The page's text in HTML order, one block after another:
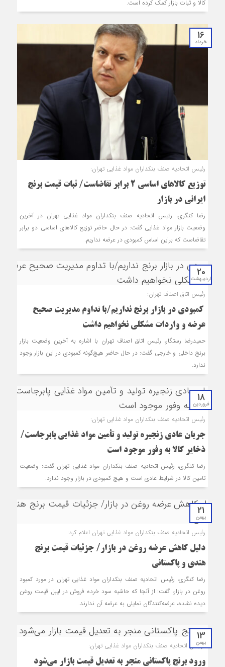
کالا و ثبات بازار کمک کرده است.
16
خرداد
رئیس اتحادیه صنف بنکداران مواد غذایی تهران:
توزیع کالاهای اساسی ۲ برابر تقاضاست/ ثبات قیمت برنج
ایرانی در بازار
رضا کنگری، رئیس اتحادیه صنف بنکداران مواد غذایی تهران در آخرین
وضعیت بازار مواد غذایی گفت: در حال حاضر توزیع کالاهای اساسی دو برابر
تقاضاست که براین اساس کمبودی در عرضه نداریم.
20
اردیبهشت
رئیس اتاق اصناف تهران:
کمبودی در بازار برنج نداریم/با تداوم مدیریت صحیح
عرضه و واردات مشکلی نخواهیم داشت
حمیدرضا رستگار، رئیس اتاق اصناف تهران با اشاره به آخرین وضعیت بازار
برنج داخلی و خارجی گفت: در حال حاضر هیچ‌گونه کمبودی در این بازار وجود
ندارد.
18
فروردین
رئیس اتحادیه صنف بنکداران مواد غذایی تهران:
جریان عادی زنجیره تولید و تأمین مواد غذایی پابرجاست/
ذخایر کالا به وفور موجود است
رضا کنگری، رئیس اتحادیه صنف بنکداران مواد غذایی تهران گفت: وضعیت
تامین کالا در شرایط عادی است و هیچ کمبودی در بازار وجود ندارد.
21
بهمن
رئیس اتحادیه صنف بنکداران مواد غذایی تهران اعلام کرد:
دلیل کاهش عرضه روغن در بازار/ جزئیات قیمت برنج
هندی و پاکستانی
رضا کنگری، رئیس اتحادیه صنف بنکداران مواد غذایی تهران در مورد کمبود
روغن در بازار، گفت: از آنجا که حاشیه سود خرده فروش در لیبل قیمت روغن
دیده نشده، عرضه‌کنندگان تمایلی به عرضه آن ندارند.
13
بهمن
رئیس اتحادیه صنف بنکداران مواد غذایی تهران:
ورود برنج پاکستانی منجر به تعدیل قیمت بازار می‌شود